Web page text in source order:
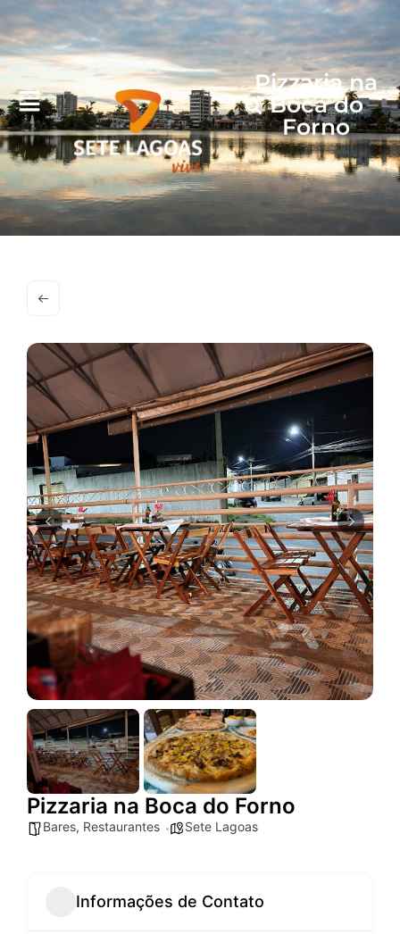
Pizzaria na
Boca do
Forno
Pizzaria na Boca do Forno
Bares, Restaurantes Sete Lagoas
Informações de Contato